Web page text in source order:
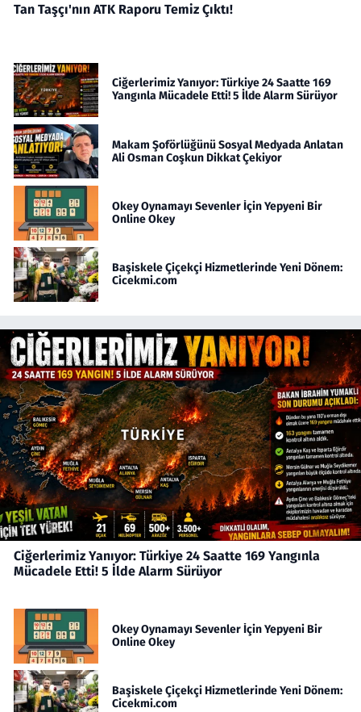
Tan Taşçı'nın ATK Raporu Temiz Çıktı!
Ciğerlerimiz Yanıyor: Türkiye 24 Saatte 169
Yangınla Mücadele Etti! 5 İlde Alarm Sürüyor
Makam Şoförlüğünü Sosyal Medyada Anlatan
Ali Osman Coşkun Dikkat Çekiyor
Okey Oynamayı Sevenler İçin Yepyeni Bir
Online Okey
Başiskele Çiçekçi Hizmetlerinde Yeni Dönem:
Cicekmi.com
Ciğerlerimiz Yanıyor: Türkiye 24 Saatte 169 Yangınla
Mücadele Etti! 5 İlde Alarm Sürüyor
Okey Oynamayı Sevenler İçin Yepyeni Bir
Online Okey
Başiskele Çiçekçi Hizmetlerinde Yeni Dönem:
Cicekmi.com